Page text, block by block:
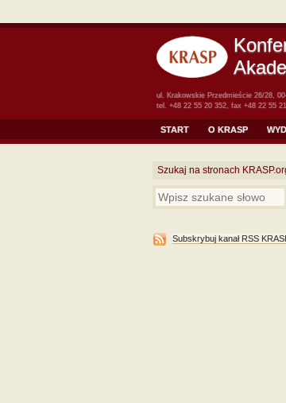
ul. Krakowskie Przedmieście 26/28,
tel. +48 22 55 20 352, fax +48 22 55
START O KRASP
Szukaj na stronach
Subskrybuj kanał RSS